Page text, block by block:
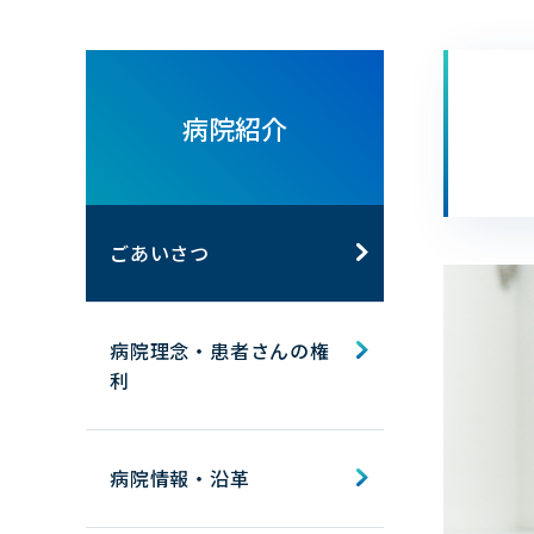
病院紹介
ごあいさつ
病院理念・患者さんの権
利
病院情報・沿革